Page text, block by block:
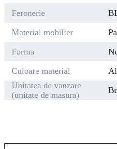
Feronerie
Material mobilier
Forma
Culoare material
Unitatea de vanzare
(unitate de masura)